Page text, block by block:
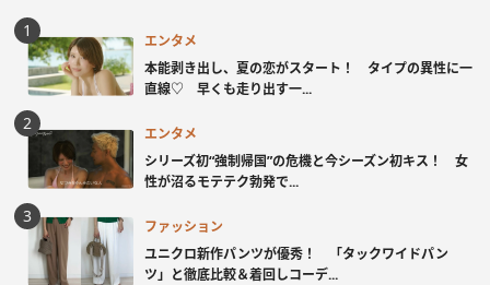
エンタメ
本能剥き出し、夏の恋がスタート！ タイプの異性に一
直線♡ 早くも走り出す一...
エンタメ
シリーズ初“強制帰国”の危機と今シーズン初キス！ 女
性が沼るモテテク勃発で...
ファッション
ユニクロ新作パンツが優秀！ 「タックワイドパン
ツ」と徹底比較＆着回しコーデ...